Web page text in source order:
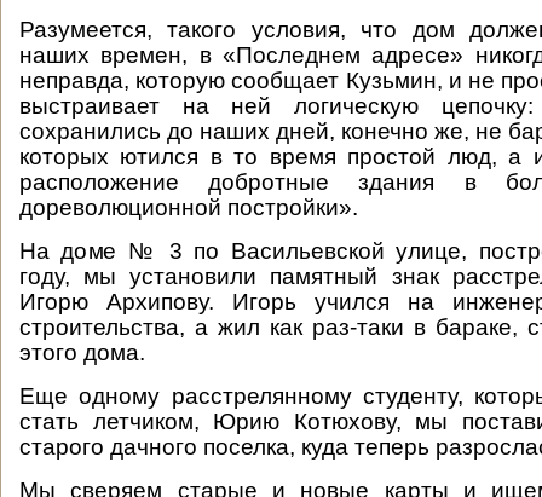
Разумеется, такого условия, что дом
наших времен, в «Последнем адресе»
неправда, которую сообщает Кузьмин, и не
выстраивает на ней логическую
сохранились до наших дней, конечно же, не
которых ютился в то время простой люд,
расположение добротные здания в
дореволюционной постройки».
На доме № 3 по Васильевской улице,
году, мы установили памятный знак
Игорю Архипову. Игорь учился на
строительства, а жил как раз-таки в бараке,
этого дома.
Еще одному расстрелянному студенту,
стать летчиком, Юрию Котюхову, мы
старого дачного поселка, куда теперь
Мы сверяем старые и новые карты и